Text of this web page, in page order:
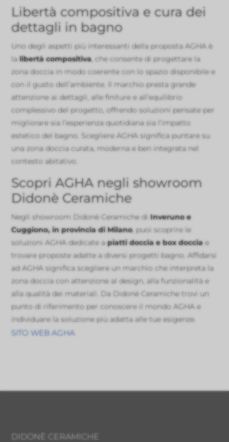
Libertà compositiva e cura dei
dettagli in bagno
Uno degli aspetti più interessanti della proposta AGHA è
lalibertà compositiva, che consente di progettare la
zona doccia in modo coerente con lo spazio disponibile e
con il gusto dell’ambiente. Il marchio presta grande
attenzione ai dettagli, alle finiture e all’equilibrio
complessivo del progetto, offrendo soluzioni pensate per
migliorare sia l’esperienza quotidiana sia l’impatto
estetico del bagno. Scegliere AGHA significa puntare su
una zona doccia curata, moderna e ben integrata nel
contesto abitativo.
Scopri AGHA negli showroom
Didonè Ceramiche
Negli showroom Didonè Ceramiche diInveruno e
Cuggiono, in provincia di Milano, puoi scoprire le
soluzioni AGHA dedicate apiatti doccia e box docciae
trovare proposte adatte a diversi progetti bagno. Affidarsi
ad AGHA significa scegliere un marchio che interpreta la
zona doccia con attenzione al design, alla funzionalità e
alla qualità dei materiali. Da Didonè Ceramiche trovi un
punto di riferimento per conoscere il mondo AGHA e
individuare la soluzione più adatta alle tue esigenze.
SITO WEB AGHA
DIDONÈ CERAMICHE